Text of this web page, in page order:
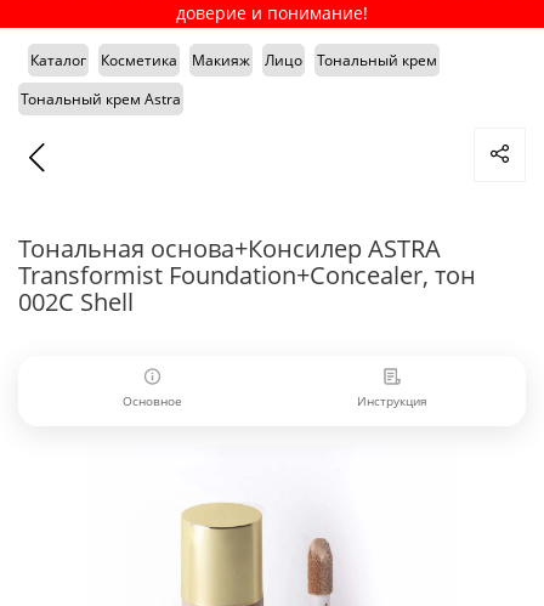
доверие и понимание!
Каталог Косметика Макияж Лицо
Тональный крем
Тональный крем Astra
Тональная основа+Консилер ASTRA
Transformist Foundation+Concealer, тон
002C Shell
Основное Инструкция